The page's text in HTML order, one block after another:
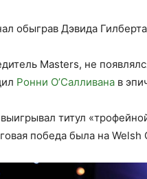
обыграв Дэвида
Masters, не
Ронни О’Салливана в
титул
победа была на Welsh